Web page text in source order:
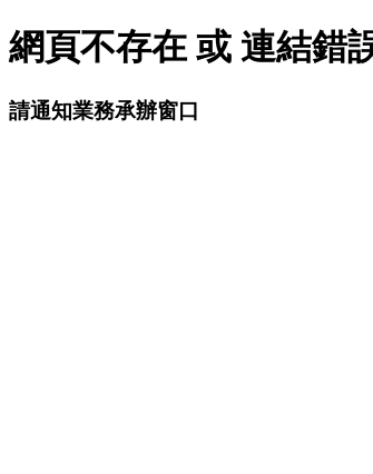
網頁不存在 或 連結錯
請通知業務承辦窗口